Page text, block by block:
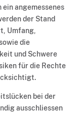
ein angemessenes
der Stand
Umfang,
die
und Schwere
für die Rechte
bei der
ausschliessen